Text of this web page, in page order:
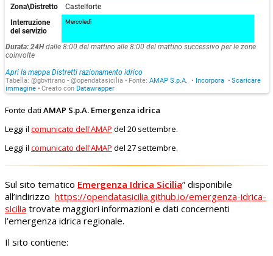
Fonte dati AMAP S.p.A. Emergenza idrica
Leggi il comunicato dell'AMAP del 20 settembre.
Leggi il comunicato dell'AMAP del 27 settembre.
Sul sito tematico Emergenza Idrica Sicilia” disponibile
all’indirizzo https://opendatasicilia.github.io/emergenza-idrica-
sicilia trovate maggiori informazioni e dati concernenti
l’emergenza idrica regionale.
Il sito contiene: